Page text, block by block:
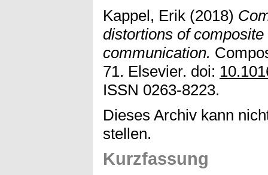
Kappel, Erik (2018)
distortions of
communication.
71. Elsevier. doi:
ISSN 0263-8223.
Dieses Archiv kann
stellen.
Kurzfassung